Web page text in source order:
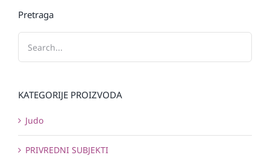
Pretraga
KATEGORIJE PROIZVODA
Judo
PRIVREDNI SUBJEKTI